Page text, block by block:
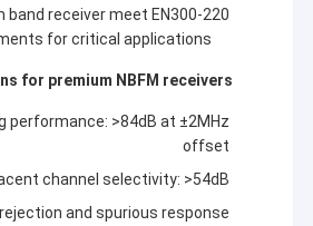
band receiver meet EN300-220
for critical applications.
for premium NBFM receivers:
performance: >84dB at ±2MHz
offset
channel selectivity: >54dB
and spurious response